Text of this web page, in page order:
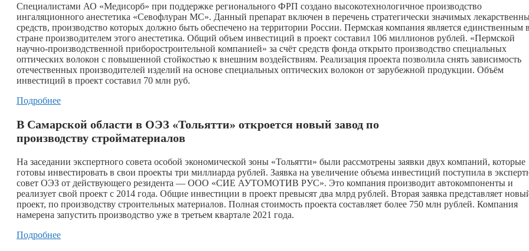
Специалистами АО «Медисорб» при поддержке регионального ФРП создано высокотехнологичное производство
ингаляционного анестетика «Севофлуран МС». Данный препарат включен в перечень стратегически значимых
средств, производство которых должно быть обеспечено на территории России. Пермская компания является единственным в
стране производителем этого анестетика. Общий объем инвестиций в проект составил 106 миллионов рублей. «Пермской
научно-производственной приборостроительной компанией» за счёт средств фонда открыто производство специальных
оптических волокон с повышенной стойкостью к внешним воздействиям. Реализация проекта позволила снять зависимость
отечественных производителей изделий на основе специальных оптических волокон от зарубежной продукции. Объём
инвестиций в проект составил 70 млн руб.
Подробнее
В Самарской области в ОЭЗ «Тольятти» откроется новый завод по
производству стройматериалов
На заседании экспертного совета особой экономической зоны «Тольятти» были рассмотрены заявки двух компаний, которые
готовы инвестировать в свои проекты три миллиарда рублей. Заявка на увеличение объема инвестиций поступила в
совет ОЭЗ от действующего резидента — ООО «СИЕ АУТОМОТИВ РУС». Это компания производит автокомпоненты и
реализует свой проект с 2014 года. Общие инвестиции в проект превысят два млрд рублей. Вторая заявка представляет
проект, по производству строительных материалов. Полная стоимость проекта составляет более 750 млн рублей. Компания
намерена запустить производство уже в третьем квартале 2021 года.
Подробнее